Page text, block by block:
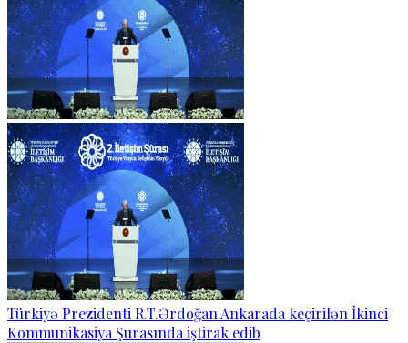
Türkiyə Prezidenti R.T.Ərdoğan Ankarada keçirilən İkinci
Kommunikasiya Şurasında iştirak edib